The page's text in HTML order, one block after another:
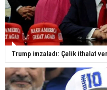
Trump imzaladı: Çelik ithalat